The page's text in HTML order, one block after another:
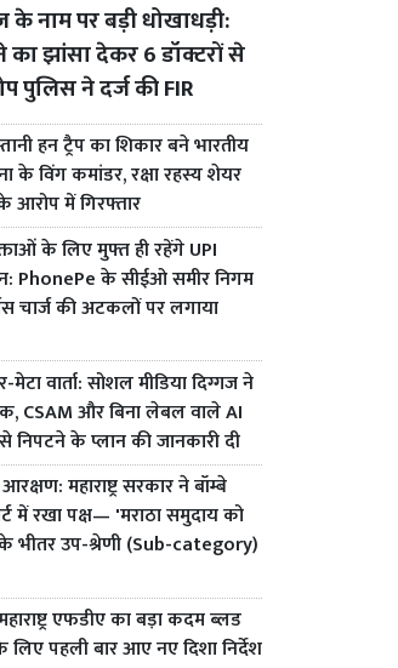
नाम पर बड़ी धोखाधड़ी:
झांसा देकर 6 डॉक्टरों से
पुलिस ने दर्ज की FIR
हन ट्रैप का शिकार बने भारतीय
के विंग कमांडर, रक्षा रहस्य शेयर
आरोप में गिरफ्तार
के लिए मुफ्त ही रहेंगे UPI
PhonePe के सीईओ समीर निगम
चार्ज की अटकलों पर लगाया
मेटा वार्ता: सोशल मीडिया दिग्गज ने
CSAM और बिना लेबल वाले AI
के प्लान की जानकारी दी
महाराष्ट्र सरकार ने बॉम्बे
में रखा पक्ष— 'मराठा समुदाय को
भीतर उप-श्रेणी (Sub-category)
एफडीए का बड़ा कदम ब्लड
पहली बार आए नए दिशा निर्देश